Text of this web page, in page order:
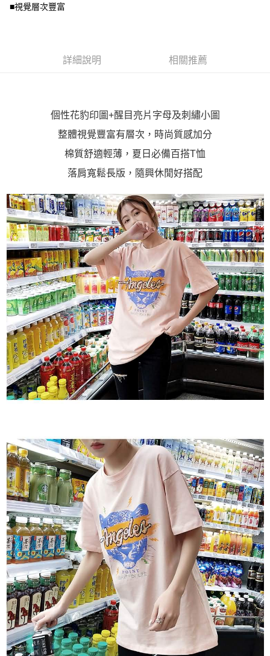
買賣價金債權讓與本公司後，依約使用本公司帳單繳交帳款。
後付繳納相關費用。
https://aftee.tw/terms/#terms3
３．未成年的使用者請事先徵得法定代理人或監護人之同意方可使用
「AFTEE先享後付」，若未經同意申辦者引起之損失，本公司不負相關責
時審查核予不同之上限額度；若仍有額度不足之情形，本公司將視審查結果
５．嚴禁一人註冊多個帳號或使用他人資訊註冊。若發現惡意使用之情形，
恩沛科技股份有限公司將有權停止該用戶之使用額度並採取法律行動。
■視覺層次豐富
詳細說明 相關推薦
個性花豹印圖+醒目亮片字母及刺繡小圖
整體視覺豐富有層次，時尚質感加分
棉質舒適輕薄，夏日必備百搭T恤
落肩寬鬆長版，隨興休閒好搭配